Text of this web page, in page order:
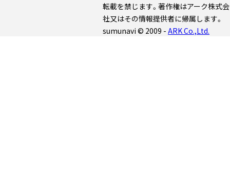
転載を禁じます。著作権はアーク株式会
社又はその情報提供者に帰属します。
sumunavi © 2009 - ARK Co.,Ltd.